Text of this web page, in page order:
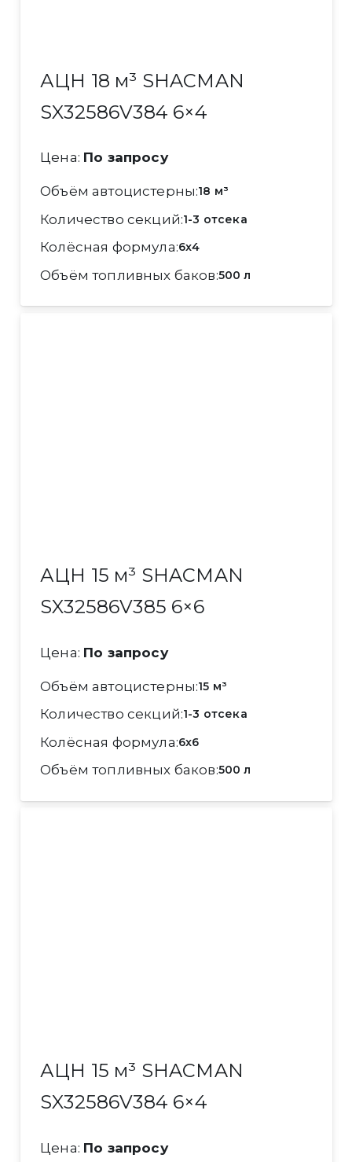
АЦН 18 м³ SHACMAN
SX32586V384 6×4
Цена: По запросу
Объём автоцистерны 18 м³
Количество секций 1-3 отсека
Колёсная формула 6x4
Объём топливных баков 500 л
АЦН 15 м³ SHACMAN
SX32586V385 6×6
Цена: По запросу
Объём автоцистерны 15 м³
Количество секций 1-3 отсека
Колёсная формула 6x6
Объём топливных баков 500 л
АЦН 15 м³ SHACMAN
SX32586V384 6×4
Цена: По запросу